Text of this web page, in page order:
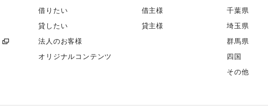
借りたい
貸したい
法人のお客様
オリジナルコンテンツ
借主様
貸主様
千葉県
埼玉県
群馬県
四国
その他